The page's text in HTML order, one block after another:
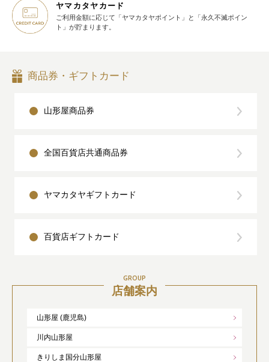
ヤマカタヤカード
ご利用金額に応じて 「ヤマカタヤポイント」と
「永久不滅ポイン
ト」が貯まります。
商品券・ギフトカード
山形屋商品券
全国百貨店共通商品券
ヤマカタヤギフトカード
百貨店ギフトカード
GROUP
店舗案内
山形屋 (鹿児島)
川内山形屋
きりしま国分山形屋